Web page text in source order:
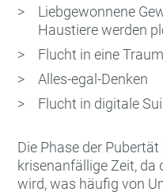
Liebgewonnene
Haustiere werden
Flucht in eine
Alles-egal-Denken
Flucht in digitale
Die Phase der
krisenanfällige Zeit, da
wird, was häufig von